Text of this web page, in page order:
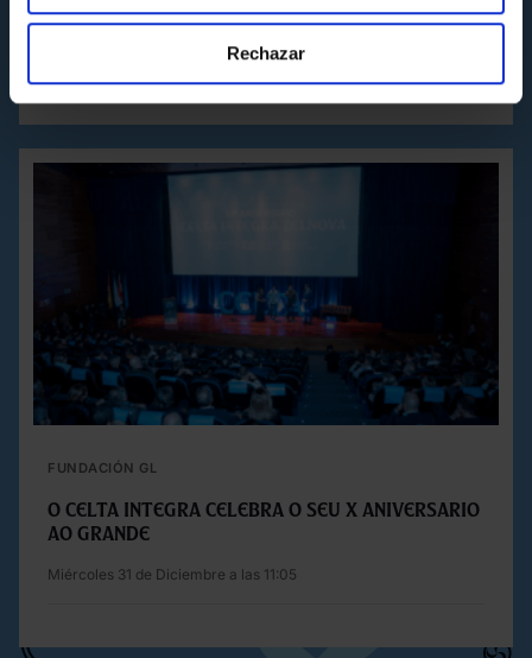
Rechazar
Galega de Fútbol
Martes 14 de Abril a las 09:57
FUNDACIÓN GL
O Celta Integra celebra o seu X aniversario
ao grande
Miércoles 31 de Diciembre a las 11:05